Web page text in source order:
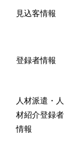
見込客情報
登録者情報
人材派遣・人
材紹介登録者
情報